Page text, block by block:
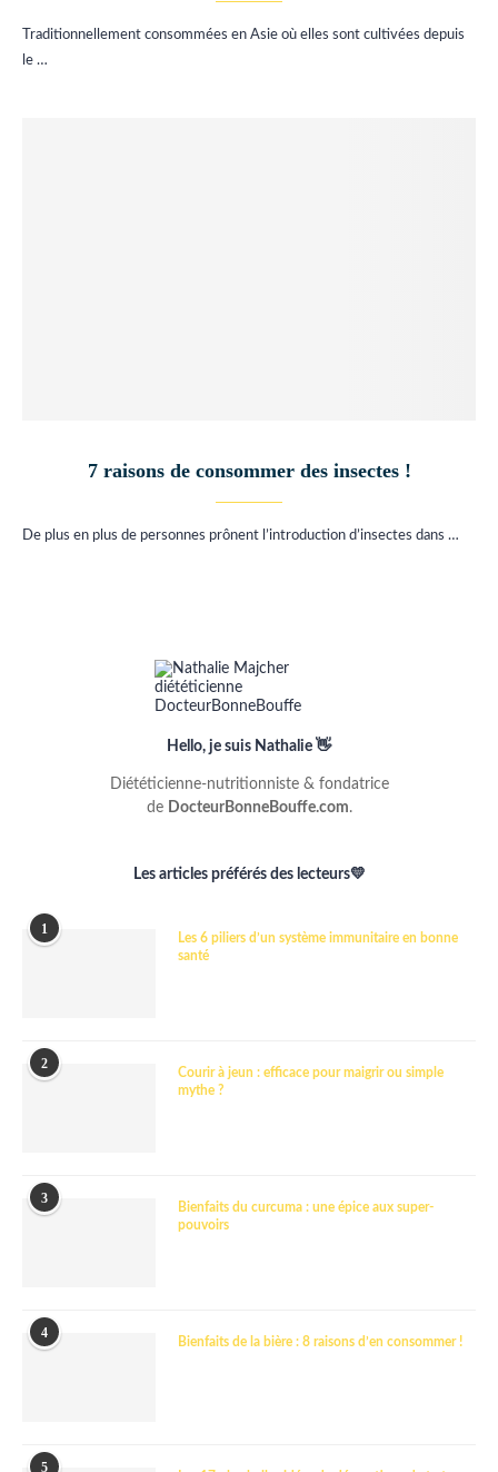
Traditionnellement consommées en Asie où elles sont cultivées depuis
le …
7 raisons de consommer des insectes !
De plus en plus de personnes prônent l’introduction d’insectes dans …
Hello, je suis Nathalie 👋
Diététicienne-nutritionniste & fondatrice
de DocteurBonneBouffe.com.
Les articles préférés des lecteurs💛
1
Les 6 piliers d’un système immunitaire en bonne
santé
2
Courir à jeun : efficace pour maigrir ou simple
mythe ?
3
Bienfaits du curcuma : une épice aux super-
pouvoirs
4
Bienfaits de la bière : 8 raisons d’en consommer !
5